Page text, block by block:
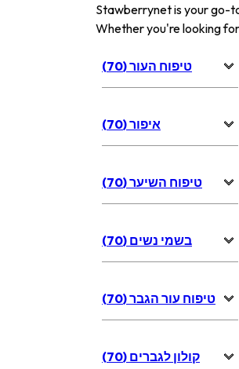
Stawberrynet is your go-
Whether you're looking
טיפוח העור (70)
איפור (70)
טיפוח השיער (70)
בשמי נשים (70)
טיפוח עור הגבר (70)
קולון לגברים (70)